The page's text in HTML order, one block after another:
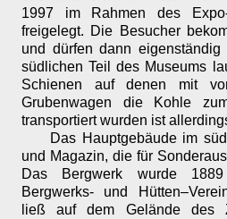
1997 im Rahmen des
freigelegt. Die Besucher
und dürfen dann
südlichen Teil des Museums
Schienen auf denen mit
Grubenwagen die Kohle
transportiert wurden ist
Das Hauptgebäude im
und Magazin, die für
Das Bergwerk wurde 1889
Bergwerks- und
ließ auf dem Gelände des